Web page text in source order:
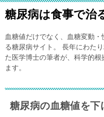
糖尿病は食事で治
血糖値だけでなく、血糖変動
る糖尿病サイト。 長年にわた
た医学博士の筆者が、科学的
ます。
糖尿病の血糖値を